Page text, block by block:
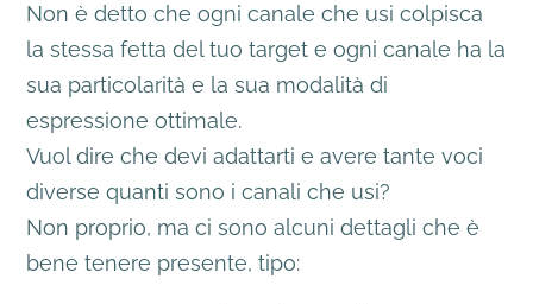
Non è detto che ogni canale che usi colpisca
la stessa fetta del tuo target e ogni canale ha la
sua particolarità e la sua modalità di
espressione ottimale.
Vuol dire che devi adattarti e avere tante voci
diverse quanti sono i canali che usi?
Non proprio, ma ci sono alcuni dettagli che è
bene tenere presente, tipo: